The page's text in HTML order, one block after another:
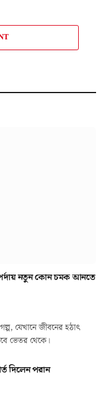
নতুন কোন চমক আনতে
যেখানে জীবনের হঠাৎ
ভেতর থেকে।
দিলেন পরান